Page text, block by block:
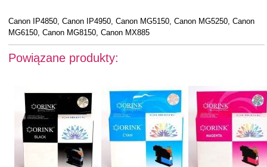
Canon IP4850, Canon IP4950, Canon MG5150, Canon MG5250, Canon
MG6150, Canon MG8150, Canon MX885
Powiązane produkty: